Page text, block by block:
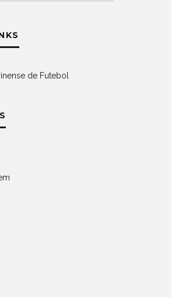
de Futebol